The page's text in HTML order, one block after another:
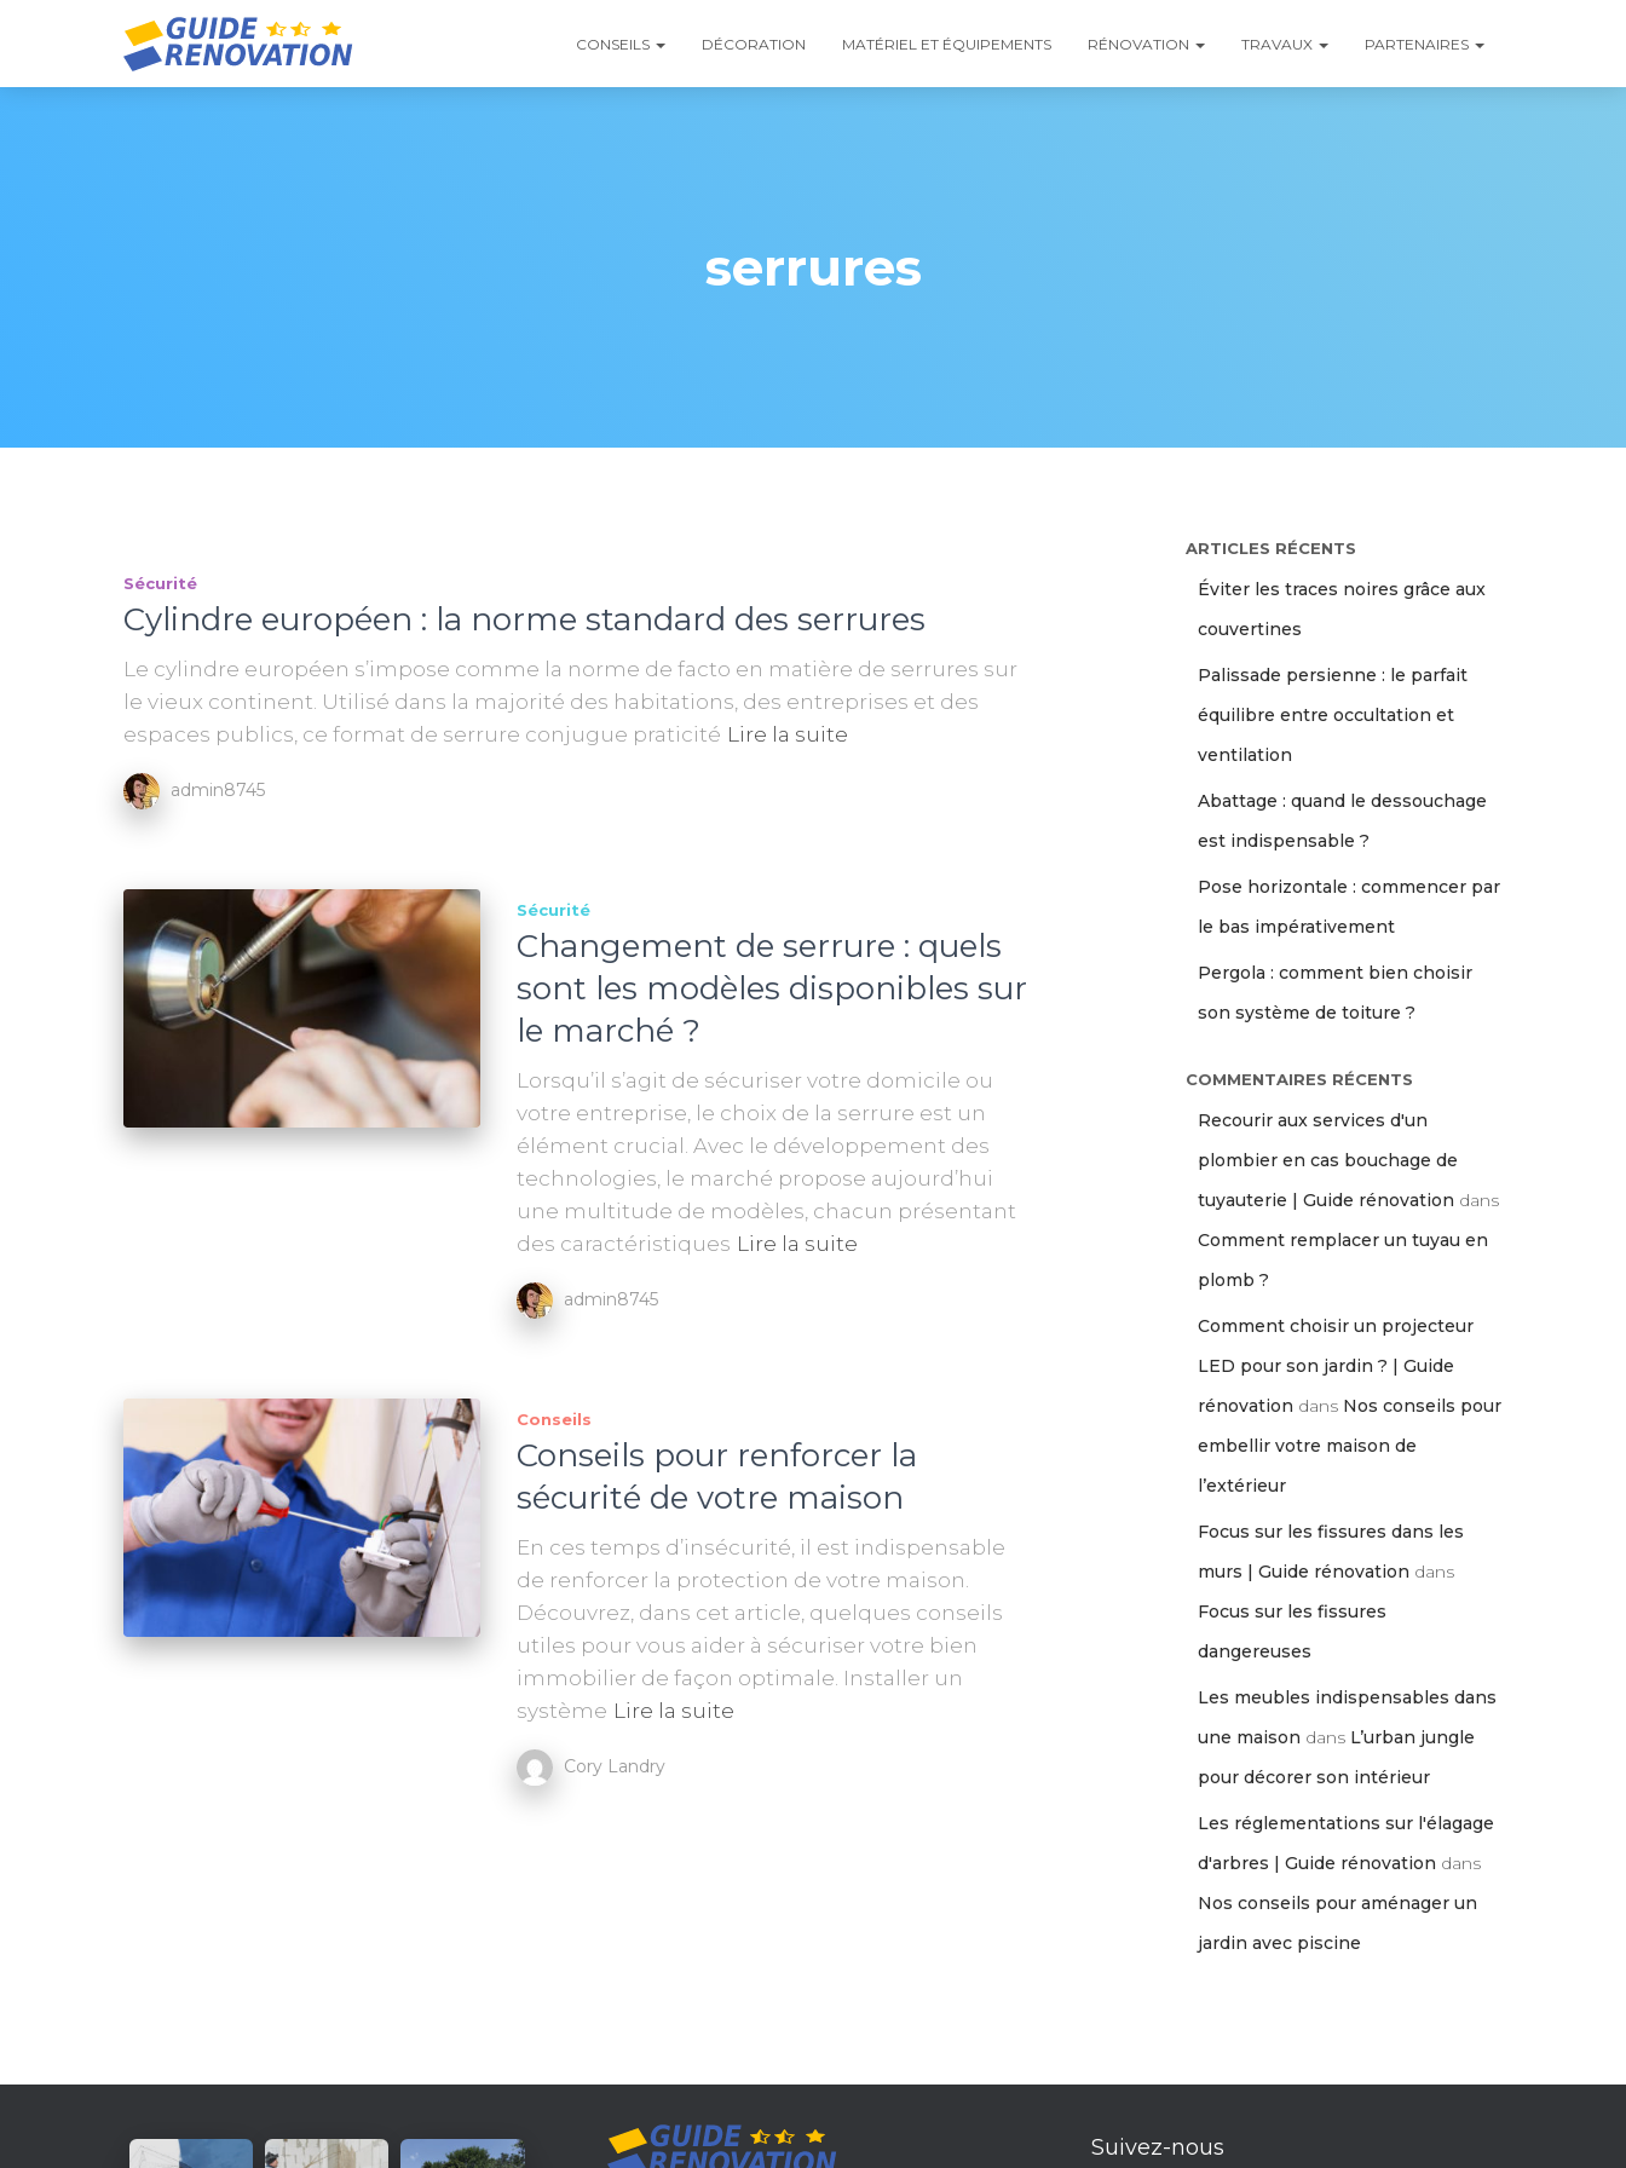
CONSEILS DÉCORATION MATÉRIEL ET ÉQUIPEMENTS RÉNOVATION TRAVAUX PARTENAIRES
serrures
Sécurité
Cylindre européen : la norme standard des serrures
Le cylindre européen s’impose comme la norme de facto en matière de serrures sur
le vieux continent. Utilisé dans la majorité des habitations, des entreprises et des
espaces publics, ce format de serrure conjugue praticité Lire la suite
admin8745
Sécurité
Changement de serrure : quels
sont les modèles disponibles sur
le marché ?
Lorsqu’il s’agit de sécuriser votre domicile ou
votre entreprise, le choix de la serrure est un
élément crucial. Avec le développement des
technologies, le marché propose aujourd’hui
une multitude de modèles, chacun présentant
des caractéristiques Lire la suite
admin8745
Conseils
Conseils pour renforcer la
sécurité de votre maison
En ces temps d’insécurité, il est indispensable
de renforcer la protection de votre maison.
Découvrez, dans cet article, quelques conseils
utiles pour vous aider à sécuriser votre bien
immobilier de façon optimale. Installer un
système Lire la suite
Cory Landry
ARTICLES RÉCENTS
Éviter les traces noires grâce aux
couvertines
Palissade persienne : le parfait
équilibre entre occultation et
ventilation
Abattage : quand le dessouchage
est indispensable ?
Pose horizontale : commencer par
le bas impérativement
Pergola : comment bien choisir
son système de toiture ?
COMMENTAIRES RÉCENTS
Recourir aux services d'un
plombier en cas bouchage de
tuyauterie | Guide rénovation dans
Comment remplacer un tuyau en
plomb ?
Comment choisir un projecteur
LED pour son jardin ? | Guide
rénovation dans Nos conseils pour
embellir votre maison de
l’extérieur
Focus sur les fissures dans les
murs | Guide rénovation dans
Focus sur les fissures
dangereuses
Les meubles indispensables dans
une maison dans L’urban jungle
pour décorer son intérieur
Les réglementations sur l'élagage
d'arbres | Guide rénovation dans
Nos conseils pour aménager un
jardin avec piscine
Suivez-nous